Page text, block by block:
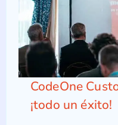
CodeOne
¡todo un éxito!